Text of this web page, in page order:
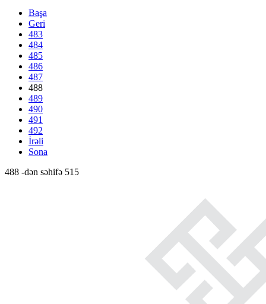
Başa
Geri
483
484
485
486
487
488
489
490
491
492
İrəli
Sona
488 -dən səhifə 515